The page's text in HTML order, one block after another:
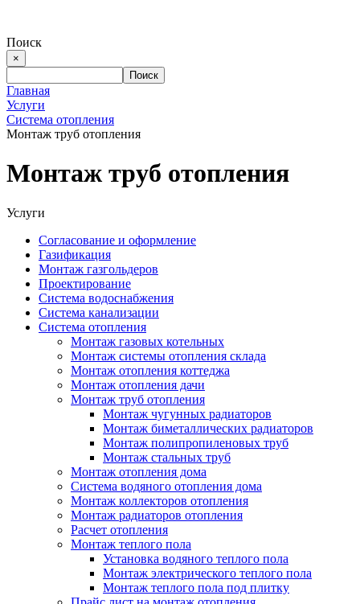
Поиск
×
Главная
Услуги
Система отопления
Монтаж труб отопления
Монтаж труб отопления
Услуги
Согласование и оформление
Газификация
Монтаж газгольдеров
Проектирование
Система водоснабжения
Система канализации
Система отопления
Монтаж газовых котельных
Монтаж системы отопления склада
Монтаж отопления коттеджа
Монтаж отопления дачи
Монтаж труб отопления
Монтаж чугунных радиаторов
Монтаж биметаллических радиаторов
Монтаж полипропиленовых труб
Монтаж стальных труб
Монтаж отопления дома
Система водяного отопления дома
Монтаж коллекторов отопления
Монтаж радиаторов отопления
Расчет отопления
Монтаж теплого пола
Установка водяного теплого пола
Монтаж электрического теплого пола
Монтаж теплого пола под плитку